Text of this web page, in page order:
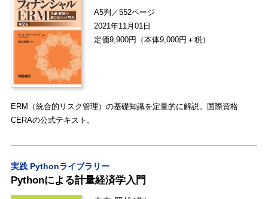
A5判／552ページ
2021年11月01日
定価9,900円（本体9,000円＋税）
ERM（統合的リスク管理）の基礎知識を定量的に解説。国際資格
CERAの公式テキスト。
実践 Pythonライブラリー
Pythonによる計量経済学入門